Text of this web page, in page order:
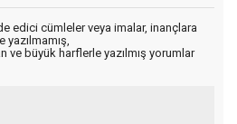
edici cümleler veya imalar, inançlara
yazılmamış,
ve büyük harflerle yazılmış yorumlar